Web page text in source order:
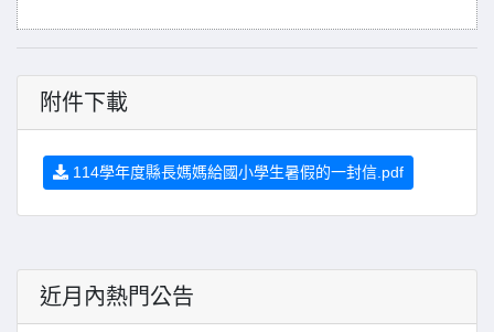
附件下載
114學年度縣長媽媽給國小學生暑假的一封信.pdf
近月內熱門公告